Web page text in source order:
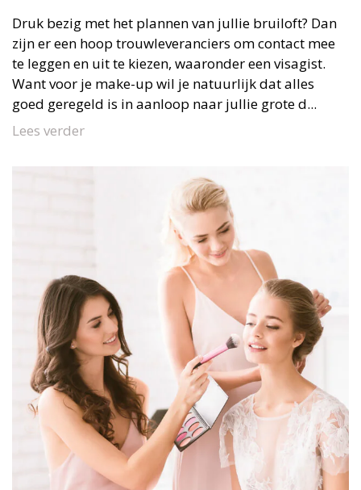
Druk bezig met het plannen van jullie bruiloft? Dan
zijn er een hoop trouwleveranciers om contact mee
te leggen en uit te kiezen, waaronder een visagist.
Want voor je make-up wil je natuurlijk dat alles
goed geregeld is in aanloop naar jullie grote d...
Lees verder